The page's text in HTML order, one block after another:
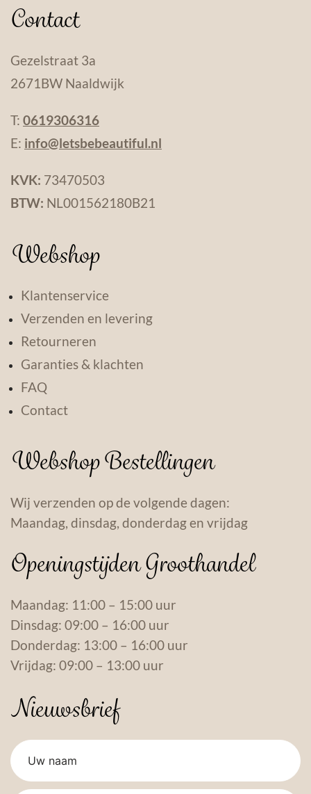
Contact
Gezelstraat 3a
2671BW Naaldwijk
T: 0619306316
E: info@letsbebeautiful.nl
KVK: 73470503
BTW: NL001562180B21
Webshop
Klantenservice
Verzenden en levering
Retourneren
Garanties & klachten
FAQ
Contact
Webshop Bestellingen
Wij verzenden op de volgende dagen:
Maandag, dinsdag, donderdag en vrijdag
Openingstijden Groothandel
Maandag: 11:00 – 15:00 uur
Dinsdag: 09:00 – 16:00 uur
Donderdag: 13:00 – 16:00 uur
Vrijdag: 09:00 – 13:00 uur
Nieuwsbrief